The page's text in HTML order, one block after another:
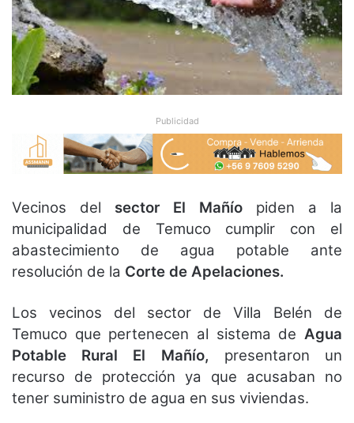
Publicidad
Vecinos del sector El Mañío piden a la
municipalidad de Temuco cumplir con el
abastecimiento de agua potable ante
resolución de la Corte de Apelaciones.
Los vecinos del sector de Villa Belén de
Temuco que pertenecen al sistema de Agua
Potable Rural El Mañío, presentaron un
recurso de protección ya que acusaban no
tener suministro de agua en sus viviendas.